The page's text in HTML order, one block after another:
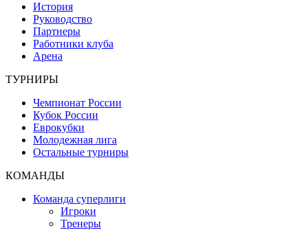
История
Руководство
Партнеры
Работники клуба
Арена
ТУРНИРЫ
Чемпионат России
Кубок России
Еврокубки
Молодежная лига
Остальные турниры
КОМАНДЫ
Команда суперлиги
Игроки
Тренеры